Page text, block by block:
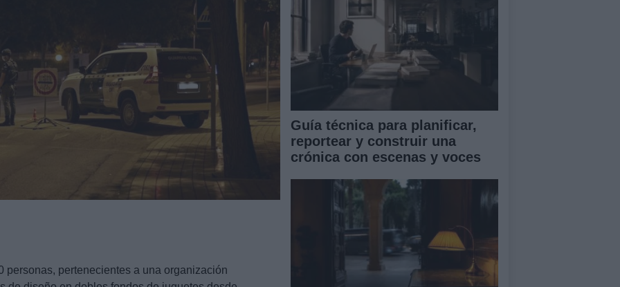
personas, pertenecientes a una organización
Guía técnica para planificar,
reportear y construir una
crónica con escenas y voces